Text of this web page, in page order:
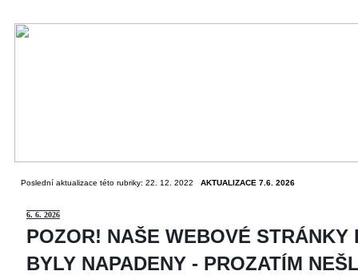
Poslední aktualizace této rubriky: 22. 12. 2022 AKTUALIZACE 7.6. 2026
6. 6. 2026
POZOR! NAŠE WEBOVÉ STRÁNKY
BYLY NAPADENY - PROZATÍM